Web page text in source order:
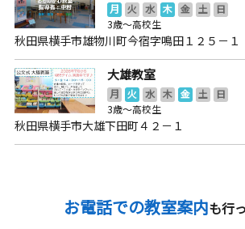
月 火 水 木 金 土
日
3歳～高校生
秋田県横手市雄物川町今宿字鳴田１２５－１
大雄教室
月 火 水 木 金 土
日
3歳～高校生
秋田県横手市大雄下田町４２－１
お電話での教室案内も行